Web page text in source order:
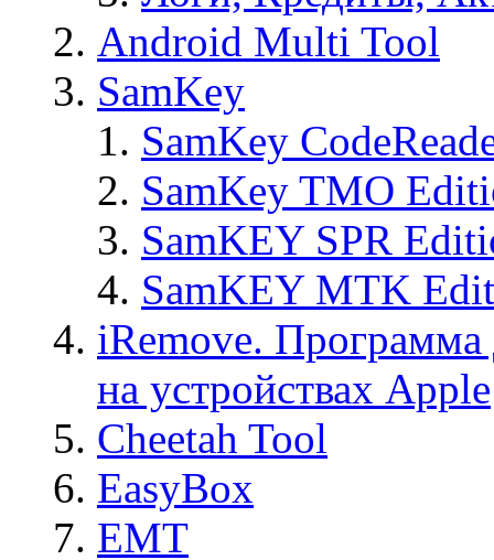
Android Multi Tool
SamKey
SamKey
SamKey TMO
SamKEY SPR
SamKEY MTK
iRemove. Программа
на устройствах Apple
Cheetah Tool
EasyBox
EMT